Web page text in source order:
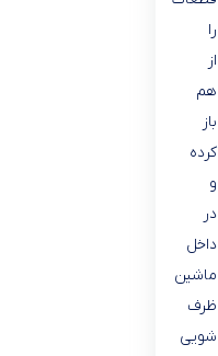
را
از
هم
باز
کرده
و
در
داخل
ماشین
ظرف
شویی